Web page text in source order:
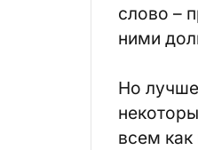
слово –
ними
Но лучше
всем как